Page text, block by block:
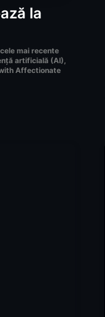
la
mai recente
artificială (AI),
Affectionate